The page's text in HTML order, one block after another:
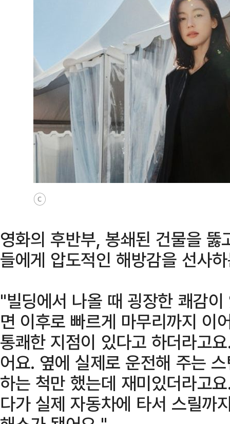
ⓒ
영화의 후반부, 봉쇄된 건물을
들에게 압도적인 해방감을 선사
"빌딩에서 나올 때 굉장한 쾌감
면 이후로 빠르게 마무리까지 이
통쾌한 지점이 있다고 하더라고
어요. 옆에 실제로 운전해 주는
하는 척만 했는데 재미있더라고
다가 실제 자동차에 타서 스릴까